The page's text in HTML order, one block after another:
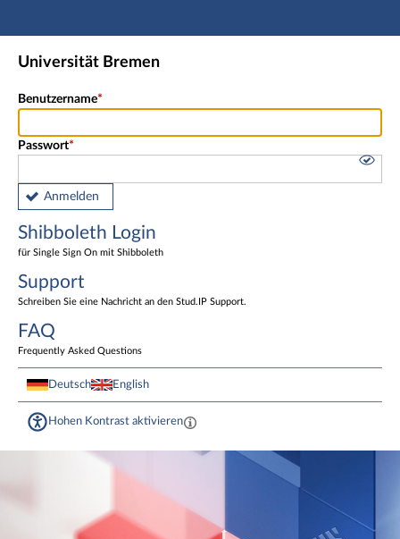
Hauptnavigation
Shibboleth Login
Universität Bremen
Benutzername
Passwort
Anmelden
Shibboleth Login
für Single Sign On mit Shibboleth
Support
Schreiben Sie eine Nachricht an den Stud.IP Support.
FAQ
Frequently Asked Questions
Deutsch English
Hohen Kontrast aktivieren